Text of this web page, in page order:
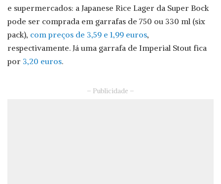
e supermercados: a Japanese Rice Lager da Super Bock
pode ser comprada em garrafas de 750 ou 330 ml (six
pack), com preços de 3,59 e 1,99 euros,
respectivamente. Já uma garrafa de Imperial Stout fica
por 3,20 euros.
– Publicidade –